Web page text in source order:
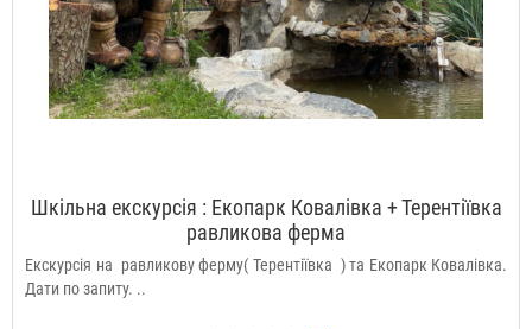
Шкільна екскурсія : Екопарк Ковалівка + Терентіївка
равликова ферма
Екскурсія на равликову ферму( Терентіївка ) та Екопарк Ковалівка.
Дати по запиту. ..